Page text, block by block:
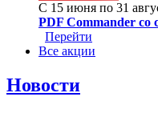
С 15 июня по 31
PDF Commander со
Перейти
Все акции
Новости